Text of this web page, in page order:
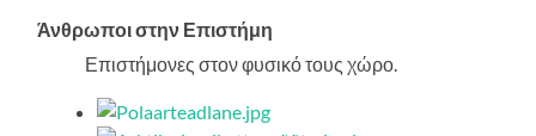
Άνθρωποι στην Επιστήμη
Επιστήμονες στον φυσικό τους χώρο.